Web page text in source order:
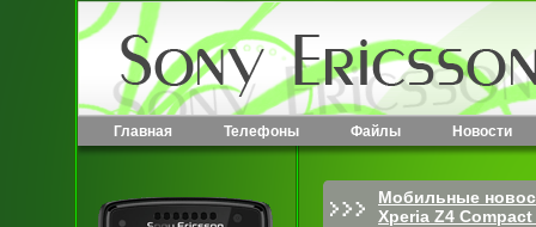
Главная Телефоны Файлы Новости
Мобильные
Xperia Z4